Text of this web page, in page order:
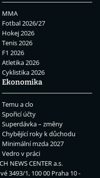
MMA
Fotbal 2026/27
Hokej 2026
Tenis 2026
F1 2026
Atletika 2026
Cyklistika 2026
Ekonomika
Temu a clo
Spořicí účty
Superdávka – změny
Chybějící roky k důchodu
Minimální mzda 2027
Vedro v práci
NEWS CENTER a.s.
3493/1, 100 00 Praha 10 -